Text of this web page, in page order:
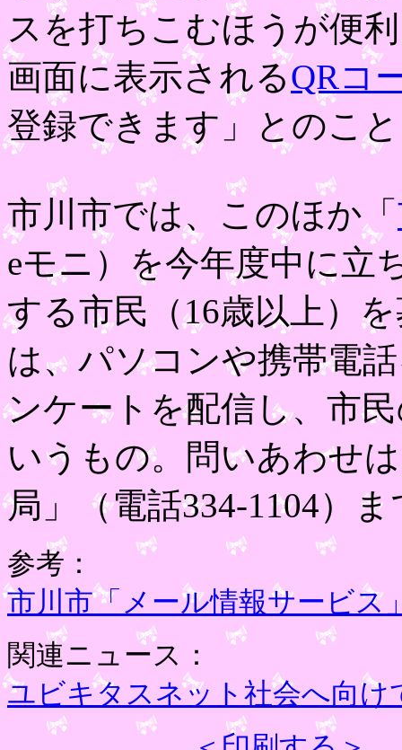
スを打ちこむほうが便
画面に表示されるQRコ
登録できます」とのこ
市川市では、このほか「
eモニ）を今年度中に立
する市民（16歳以上）
は、パソコンや携帯電
ンケートを配信し、市
いうもの。問いあわせ
局」（電話334-1104）ま
参考：
市川市「メール情報サービス
関連ニュース：
ユビキタスネット社会へ向け